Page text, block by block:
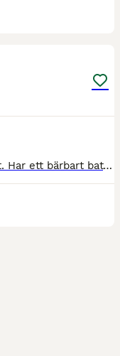
Fullt fungerande klippmaskin till häst. Har ett bärbart batteri som gör att man slipper en sladd som hänger. Fint skick. Rengjord, men lite hästhår medföljer. En söm har släppt i hållaren till batteri